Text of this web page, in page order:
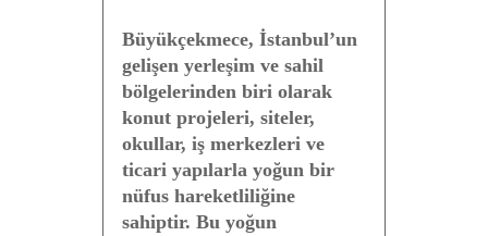
Büyükçekmece, İstanbul’un
gelişen yerleşim ve sahil
bölgelerinden biri olarak
konut projeleri, siteler,
okullar, iş merkezleri ve
ticari yapılarla yoğun bir
nüfus hareketliliğine
sahiptir. Bu yoğun